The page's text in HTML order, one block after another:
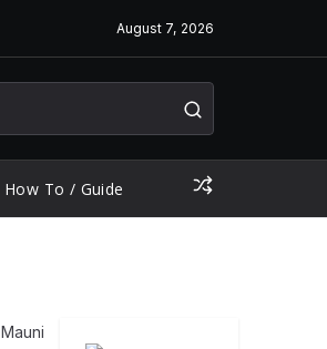
August 7, 2026
How To / Guide
Mauni